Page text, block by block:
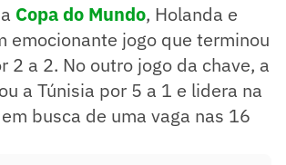
Copa do Mundo, Holanda e
emocionante jogo que terminou
2 a 2. No outro jogo da chave, a
a Túnisia por 5 a 1 e lidera na
busca de uma vaga nas 16